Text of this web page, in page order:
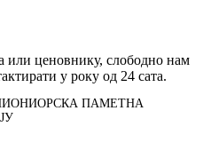
или ценовнику, слободно нам
у року од 24 сата.
ПАМЕТНА